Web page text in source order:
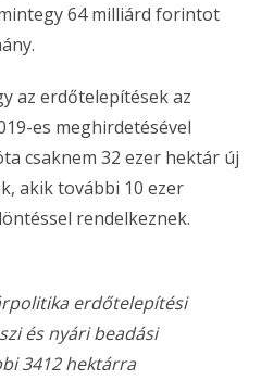
64 milliárd forintot
az erdőtelepítések az
es meghirdetésével
csaknem 32 ezer hektár új
akik további 10 ezer
rendelkeznek.
erdőtelepítési
és nyári beadási
3412 hektárra